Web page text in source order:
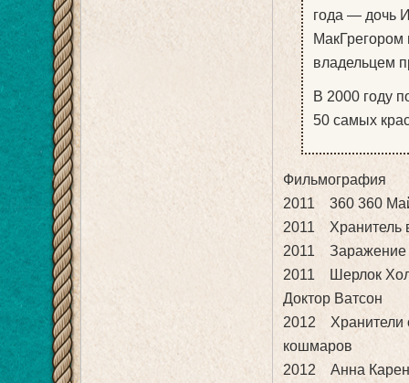
года — дочь
владельцем
В 2000 году
50 самых
Фильмография
2011 360 360
2011 Хранитель
2011 Заражение
2011 Шерлок
Доктор Ватсон
2012 Хранители
кошмаров
2012 Анна